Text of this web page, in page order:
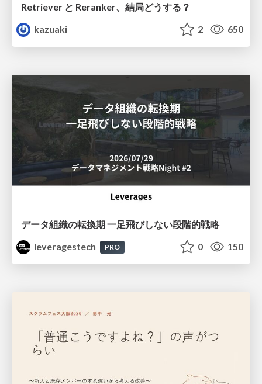
Retriever と Reranker、結局どうする？
kazuaki
2 650
データ組織の転換期 一足飛びしない段階的戦略
leveragestech
PRO 0 150